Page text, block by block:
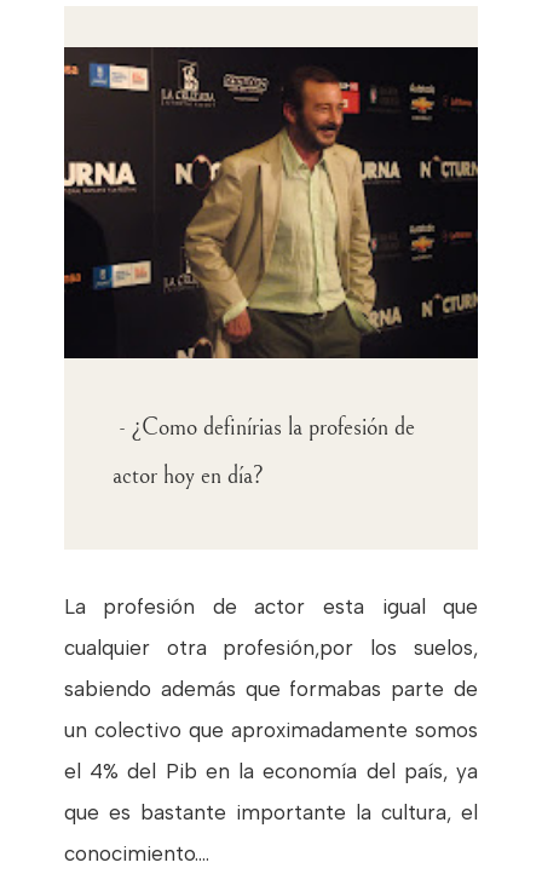
- ¿Como definírias la profesión de
actor hoy en día?
La profesión de actor esta igual que
cualquier otra profesión,por los suelos,
sabiendo además que formabas parte de
un colectivo que aproximadamente somos
el 4% del Pib en la economía del país, ya
que es bastante importante la cultura, el
conocimiento....